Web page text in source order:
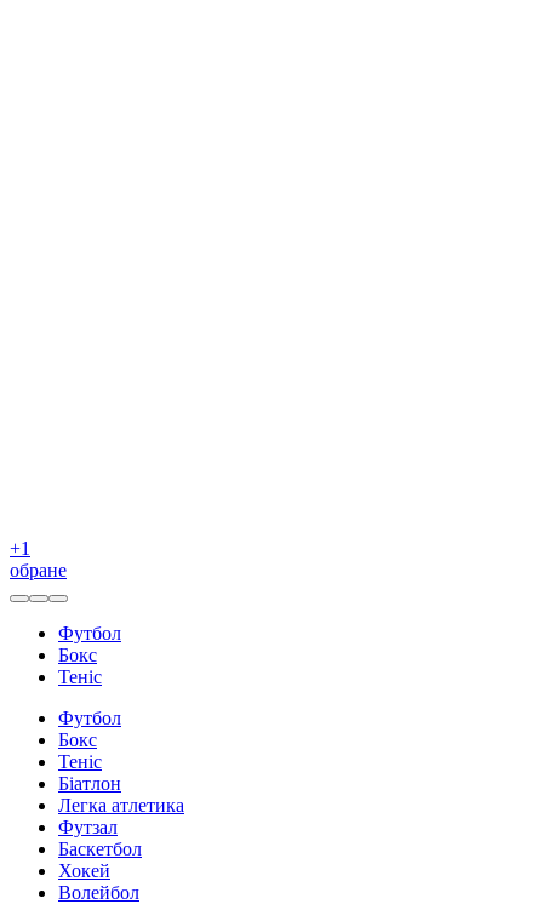
+1
обране
Футбол
Бокс
Теніс
Футбол
Бокс
Теніс
Біатлон
Легка атлетика
Футзал
Баскетбол
Хокей
Волейбол